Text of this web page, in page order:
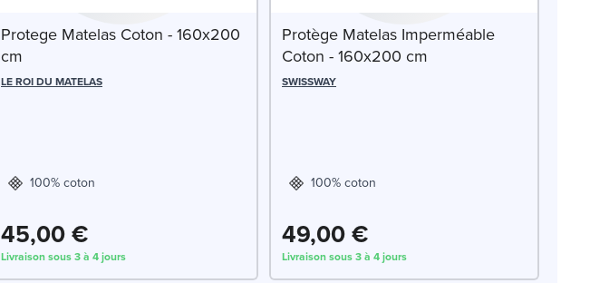
Protege Matelas Coton - 160x200
cm
LE ROI DU MATELAS
100% coton
45,00 €
Livraison sous 3 à 4 jours
Protège Matelas Imperméable
Coton - 160x200 cm
SWISSWAY
100% coton
49,00 €
Livraison sous 3 à 4 jours